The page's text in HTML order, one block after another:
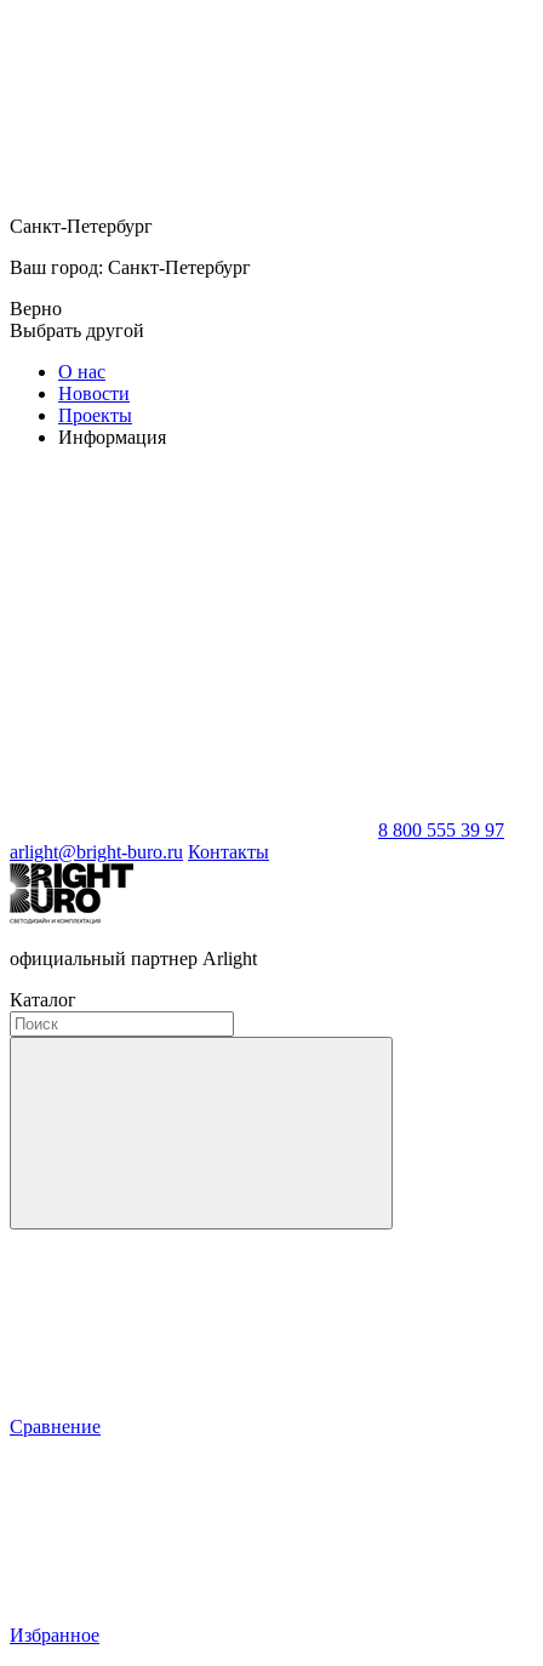
Санкт-Петербург
Ваш город: Санкт-Петербург
Верно
Выбрать другой
О нас
Новости
Проекты
Информация
8 800 555 39 97
arlight@bright-buro.ru Контакты
официальный партнер Arlight
Каталог
Сравнение
Избранное